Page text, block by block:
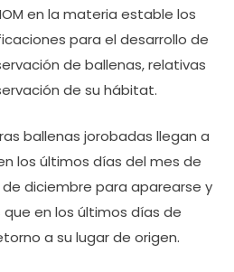
en la materia estable los
para el desarrollo de
de ballenas, relativas
de su hábitat.
ballenas jorobadas llegan a
los últimos días del mes de
diciembre para aparearse y
en los últimos días de
a su lugar de origen.